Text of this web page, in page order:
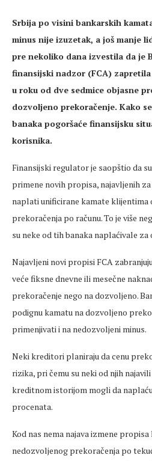
Srbija po visini bankarskih
minus nije izuzetak, a još manje
pre nekoliko dana izvestila da je
finansijski nadzor (FCA)
u roku od dve sedmice objasne
dozvoljeno prekoračenje. Kako
banaka pogoršaće finansijsku
korisnika.
Finansijski regulator je saopštio da
primene novih propisa, najavljenih
naplati unificirane kamate klijentima
prekoračenja po računu. To je više
su neke od tih banaka naplaćivale
Najavljeni novi propisi FCA
veće fiksne dnevne ili mesečne
prekoračenje nego na dozvoljeno.
podignu kamatu na dozvoljeno
primenjivati i na nedozvoljeni minus.
Neki kreditori planiraju da cenu
rizika, pri čemu su neki od njih
kreditnom istorijom mogli da
procenata.
Kod nas nema najava izmene
nedozvoljenog prekoračenja po